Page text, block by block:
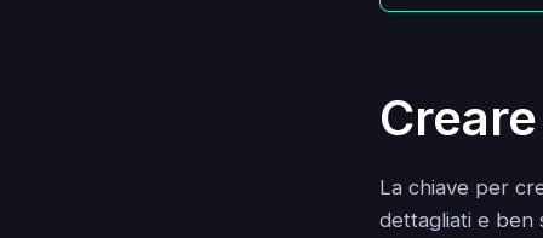
La chiave per
dettagliati e ben